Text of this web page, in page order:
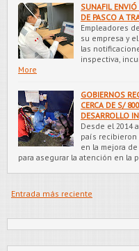
SUNAFIL
DE PASCO A
Empleadores
su empresa y
las
inspectiva,
More
GOBIERNOS
CERCA DE S/
DESARROLLO
Desde el 2014
país
en la mejora
para asegurar la atención en la
Entrada más reciente